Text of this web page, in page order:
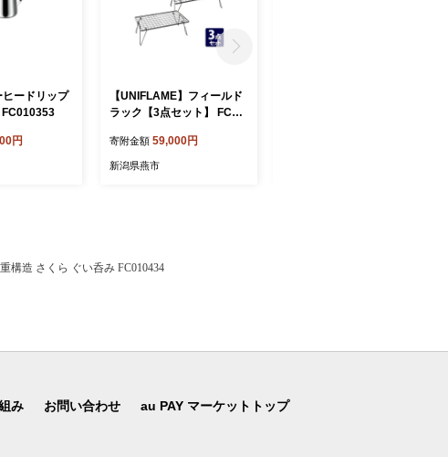
ードリップ
円
【UNIFLAME】フィールド
ラック【3点セット】 FC05
寄附金額 59,000円
新潟県燕市
構造 さくら ぐい呑み FC010434
み お問い合わせ au PAY マーケットトップ